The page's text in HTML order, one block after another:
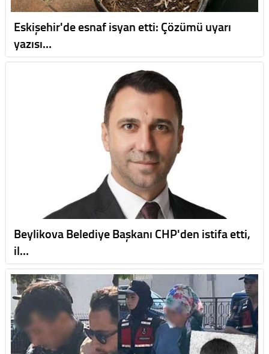
Eskişehir'de esnaf isyan etti: Çözümü uyarı
yazısı…
Beylikova Belediye Başkanı CHP'den istifa etti,
il…